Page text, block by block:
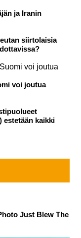
ja Iranin
siirtolaisia
voi joutua
estetään kaikki
Just Blew The